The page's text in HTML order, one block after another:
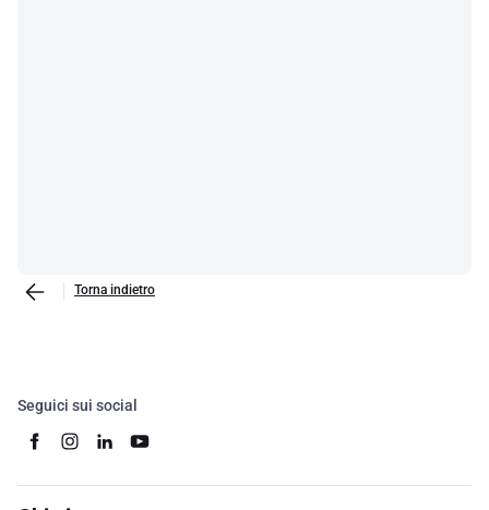
Torna indietro
Seguici sui social